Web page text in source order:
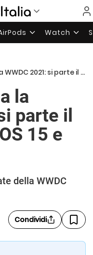
Watch
parte il 7 giugno con iOS 15 e altre novità
la
parte il
15 e
della WWDC
Condividi